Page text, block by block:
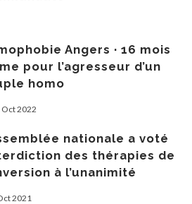
Angers · 16 mois
pour l’agresseur d’un
homo
Oct 2022
nationale a voté
des thérapies de
à l’unanimité
2021